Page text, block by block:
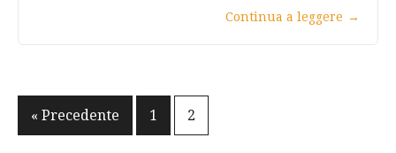
Continua a leggere →
Navigazione
« Precedente 1 2